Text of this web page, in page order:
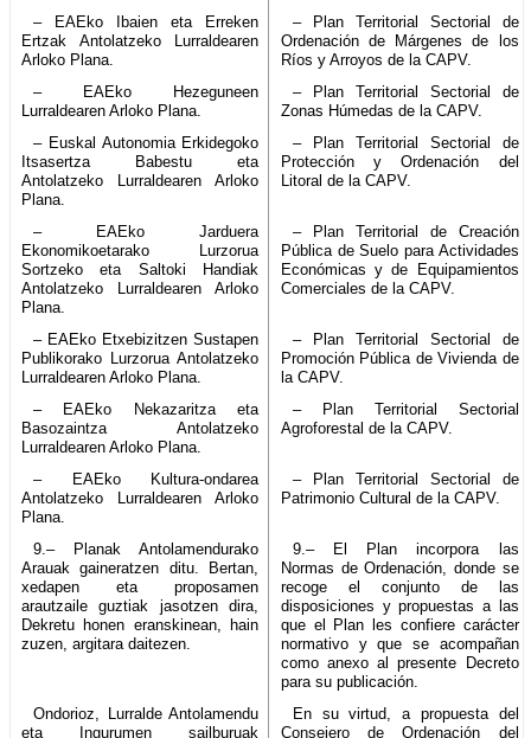
– EAEko Ibaien eta Erreken
Ertzak Antolatzeko Lurraldearen
Arloko Plana.
– Plan Territorial Sectorial de
Ordenación de Márgenes de los
Ríos y Arroyos de la CAPV.
– EAEko Hezeguneen
Lurraldearen Arloko Plana.
– Plan Territorial Sectorial de
Zonas Húmedas de la CAPV.
– Euskal Autonomia Erkidegoko
Itsasertza Babestu eta
Antolatzeko Lurraldearen Arloko
Plana.
– Plan Territorial Sectorial de
Protección y Ordenación del
Litoral de la CAPV.
– EAEko Jarduera
Ekonomikoetarako Lurzorua
Sortzeko eta Saltoki Handiak
Antolatzeko Lurraldearen Arloko
Plana.
– Plan Territorial de Creación
Pública de Suelo para Actividades
Económicas y de Equipamientos
Comerciales de la CAPV.
– EAEko Etxebizitzen Sustapen
Publikorako Lurzorua Antolatzeko
Lurraldearen Arloko Plana.
– Plan Territorial Sectorial de
Promoción Pública de Vivienda de
la CAPV.
– EAEko Nekazaritza eta
Basozaintza Antolatzeko
Lurraldearen Arloko Plana.
– Plan Territorial Sectorial
Agroforestal de la CAPV.
– EAEko Kultura-ondarea
Antolatzeko Lurraldearen Arloko
Plana.
– Plan Territorial Sectorial de
Patrimonio Cultural de la CAPV.
9.– Planak Antolamendurako
Arauak gaineratzen ditu. Bertan,
xedapen eta proposamen
arautzaile guztiak jasotzen dira,
Dekretu honen eranskinean, hain
zuzen, argitara daitezen.
9.– El Plan incorpora las
Normas de Ordenación, donde se
recoge el conjunto de las
disposiciones y propuestas a las
que el Plan les confiere carácter
normativo y que se acompañan
como anexo al presente Decreto
para su publicación.
Ondorioz, Lurralde Antolamendu
eta Ingurumen sailburuak
En su virtud, a propuesta del
Consejero de Ordenación del